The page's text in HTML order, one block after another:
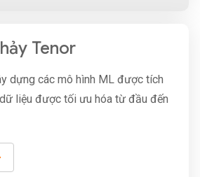
Tenor
dựng các mô hình ML được tích
liệu được tối ưu hóa từ đầu đến